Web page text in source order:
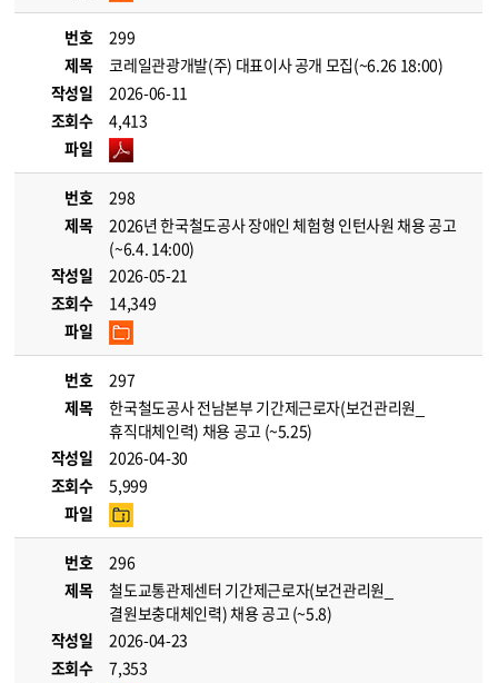
번호
299
제목
코레일관광개발(주) 대표이사 공개 모집(~6.26 18:00)
작성일
2026-06-11
조회수
4,413
파일
번호
298
제목
2026년 한국철도공사 장애인 체험형 인턴사원 채용 공고
(~6.4. 14:00)
작성일
2026-05-21
조회수
14,349
파일
번호
297
제목
한국철도공사 전남본부 기간제근로자(보건관리원_
휴직대체인력) 채용 공고 (~5.25)
작성일
2026-04-30
조회수
5,999
파일
번호
296
제목
철도교통관제센터 기간제근로자(보건관리원_
결원보충대체인력) 채용 공고 (~5.8)
작성일
2026-04-23
조회수
7,353